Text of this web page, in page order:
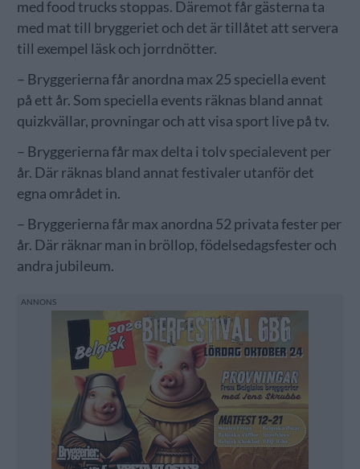
med food trucks stoppas. Däremot får gästerna ta
med mat till bryggeriet och det är tillåtet att servera
till exempel läsk och jorrdnötter.
– Bryggerierna får anordna max 25 speciella event
på ett år. Som speciella events räknas bland annat
quizkvällar, provningar och att visa sport live på tv.
– Bryggerierna får max delta i tolv specialevent per
år. Där räknas bland annat festivaler utanför det
egna området in.
– Bryggerierna får max anordna 52 privata fester per
år. Där räknar man in bröllop, födelsedagsfester och
andra jubileum.